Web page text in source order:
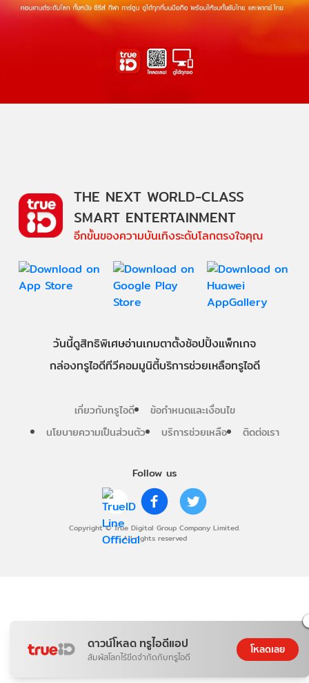
ดาวน์โหลด ทรูไอดีแอป
สัมผัสโลกไร้ขีดจำกัดกับทรูไอดี
โหลดเลย
Follow us
Copyright © True Digital Group Company Limited.
All rights reserved
THE NEXT WORLD-CLASS
SMART ENTERTAINMENT
อีกขั้นของความบันเทิงระดับโลกตรงใจคุณ
วันนี้ดูสิทธิพิเศษอ่านเกมตาตั้งช้อปปิ้งแพ็กเกจ
กล่องทรูไอดีทีวีคอมมูนิตี้บริการช่วยเหลือทรูไอดี
เกี่ยวกับทรูไอดี
ข้อกำหนดและเงื่อนไข
นโยบายความเป็นส่วนตัว
บริการช่วยเหลือ ติดต่อเรา